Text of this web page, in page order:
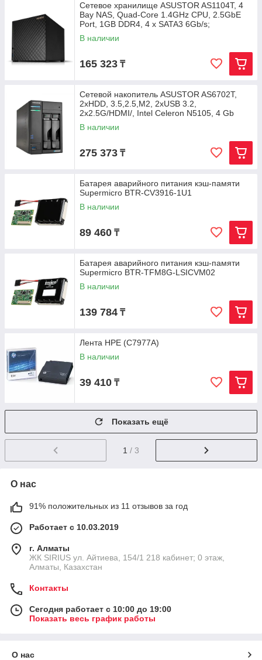
Сетевое хранилище ASUSTOR AS1104T, 4
Bay NAS, Quad-Core 1.4GHz CPU, 2.5GbE
Port, 1GB DDR4, 4 x SATA3 6Gb/s;
В наличии
165 323 ₸
Сетевой накопитель ASUSTOR AS6702T,
2хHDD, 3.5,2.5,M2, 2xUSB 3.2,
2x2.5G/HDMI/, Intel Celeron N5105, 4 Gb
DDR4
В наличии
275 373 ₸
Батарея аварийного питания кэш-памяти
Supermicro BTR-CV3916-1U1
В наличии
89 460 ₸
Батарея аварийного питания кэш-памяти
Supermicro BTR-TFM8G-LSICVM02
В наличии
139 784 ₸
Лента HPE (C7977A)
В наличии
39 410 ₸
Показать ещё
1 / 3
О нас
91% положительных из 11 отзывов за год
Работает с 10.03.2019
г. Алматы
​ЖК SIRIUS​ ул. Айтиева, 154/1​ 218 кабинет; 0 этаж,
Алматы, Казахстан
Контакты
Сегодня работает с 10:00 до 19:00
Показать весь график работы
О нас